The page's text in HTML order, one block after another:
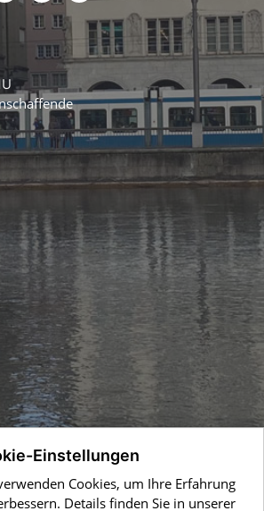
Einstellungen
Cookies, um Ihre Erfahrung
Details finden Sie in unserer